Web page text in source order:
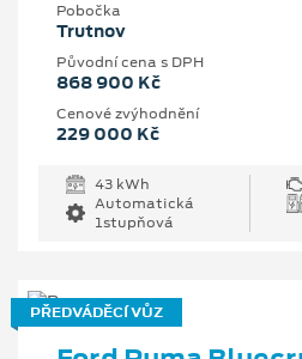
Pobočka
Trutnov
Původní cena s DPH
868 900 Kč
Cenové zvýhodnění
229 000 Kč
43 kWh
Automatická
1stupňová
PŘEDVÁDĚCÍ VŮZ